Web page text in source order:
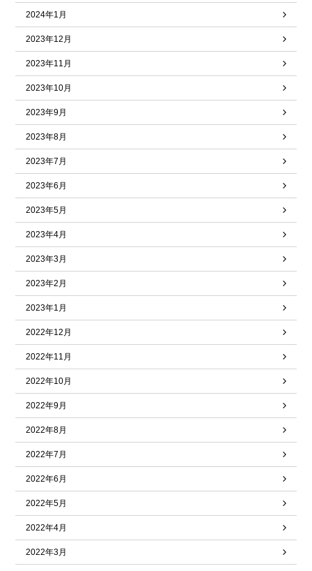
2024年1月
2023年12月
2023年11月
2023年10月
2023年9月
2023年8月
2023年7月
2023年6月
2023年5月
2023年4月
2023年3月
2023年2月
2023年1月
2022年12月
2022年11月
2022年10月
2022年9月
2022年8月
2022年7月
2022年6月
2022年5月
2022年4月
2022年3月